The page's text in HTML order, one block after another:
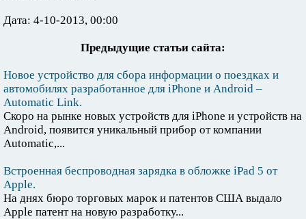
Дата: 4-10-2013, 00:00
Предыдущие статьи сайта:
Новое устройство для сбора информации о поездках и
автомобилях разработанное для iPhone и Android –
Automatic Link.
Скоро на рынке новых устройств для iPhone и устройств на
Android, появится уникальный прибор от компании
Automatic,...
Встроенная беспроводная зарядка в обложке iPad 5 от
Apple.
На днях бюро торговых марок и патентов США выдало
Apple патент на новую разработку...